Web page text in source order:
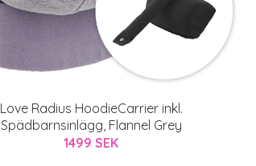
Love Radius HoodieCarrier inkl.
Spädbarnsinlägg, Flannel Grey
1499 SEK